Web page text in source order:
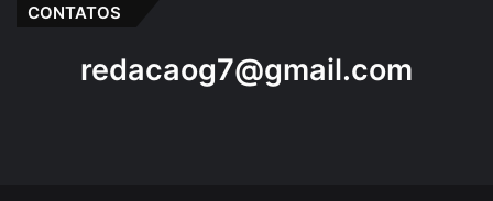
CONTATOS
redacaog7@gmail.com